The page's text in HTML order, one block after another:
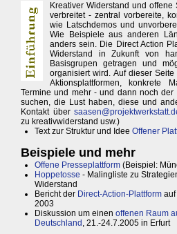
Kreativer Widerstand und
verbreitet - zentral vorbereite,
wie Latschdemos und
Wie Beispiele aus anderen
anders sein. Die Direct Action
Widerstand in Zukunft von
Basisgrupen getragen und
organisiert wird. Auf dieser
Aktionsplattformen, konkrete
Termine und mehr - und dann noch
suchen, die Lust haben, diese und
Kontakt über
zu kreativwiderstand usw.)
Text zur Struktur und Idee Offener
Beispiele und mehr
Offene Presseplattform (Beispiel:
Hoppetosse - Malingliste zu
Widerstand
Bericht der Direct-Action-Plattform
2003
Diskussion um einen offenen Raum
Deutschland , 21.-24.7.2005 in Erfurt